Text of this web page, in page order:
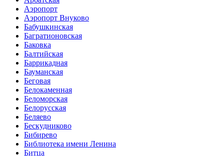
Аэропорт
Аэропорт Внуково
Бабушкинская
Багратионовская
Баковка
Балтийская
Баррикадная
Бауманская
Беговая
Белокаменная
Беломорская
Белорусская
Беляево
Бескудниково
Бибирево
Библиотека имени Ленина
Битца